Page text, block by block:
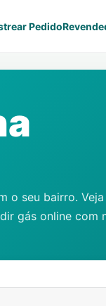
Pedido
o seu bairro.
gás online com